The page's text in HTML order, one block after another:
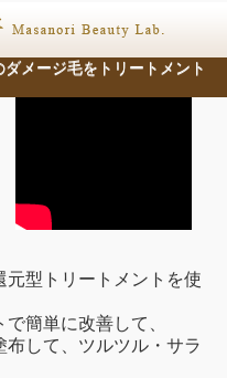
メージ毛をトリートメント
元型トリートメントを使
簡単に改善して、
して、ツルツル・サラ